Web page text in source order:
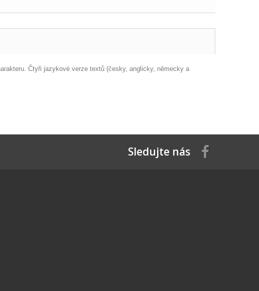
Čtyři jazykové verze textů (česky, anglicky, německy a
Sledujte nás